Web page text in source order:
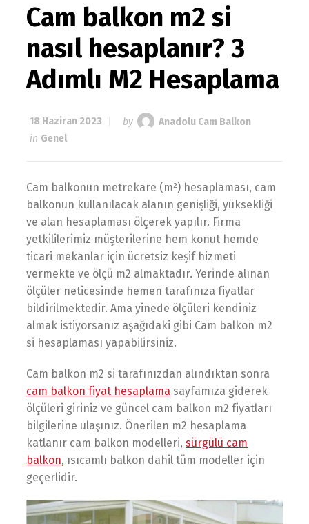
Cam balkon m2 si
nasıl hesaplanır? 3
Adımlı M2 Hesaplama
18 Haziran 2023 by
Anadolu Cam Balkon
in Genel
Cam balkonun metrekare (m²) hesaplaması, cam
balkonun kullanılacak alanın genişliği, yüksekliği
ve alan hesaplaması ölçerek yapılır. Firma
yetkililerimiz müşterilerine hem konut hemde
ticari mekanlar için ücretsiz keşif hizmeti
vermekte ve ölçü m2 almaktadır. Yerinde alınan
ölçüler neticesinde hemen tarafınıza fiyatlar
bildirilmektedir. Ama yinede ölçüleri kendiniz
almak istiyorsanız aşağıdaki gibi Cam balkon m2
si hesaplaması yapabilirsiniz.
Cam balkon m2 si tarafınızdan alındıktan sonra
cam balkon fiyat hesaplama sayfamıza giderek
ölçüleri giriniz ve güncel cam balkon m2 fiyatları
bilgilerine ulaşınız. Önerilen m2 hesaplama
katlanır cam balkon modelleri, sürgülü cam
balkon, ısıcamlı balkon dahil tüm modeller için
geçerlidir.